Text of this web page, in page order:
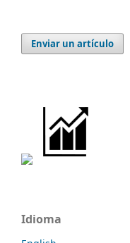
Enviar un artículo
Idioma